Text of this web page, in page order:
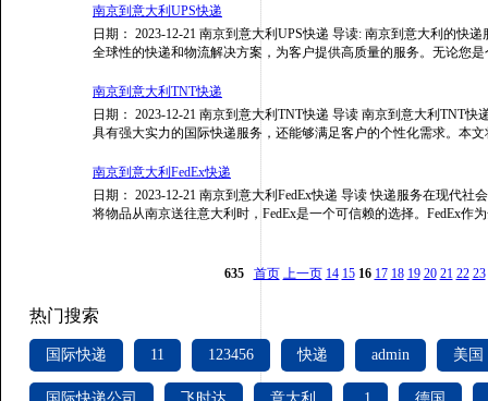
南京到意大利UPS快递
日期： 2023-12-21 南京到意大利UPS快递 导读: 南京到意大利的快
全球性的快递和物流解决方案，为客户提供高质量的服务。无论您
南京到意大利TNT快递
日期： 2023-12-21 南京到意大利TNT快递 导读 南京到意大利TNT
具有强大实力的国际快递服务，还能够满足客户的个性化需求。本
南京到意大利FedEx快递
日期： 2023-12-21 南京到意大利FedEx快递 导读 快递服务在现代
将物品从南京送往意大利时，FedEx是一个可信赖的选择。FedEx作
635 首页 上一页 14 15 16 17 18 19 20 21 22 23
热门搜索
国际快递 11 123456 快递 admin 美国